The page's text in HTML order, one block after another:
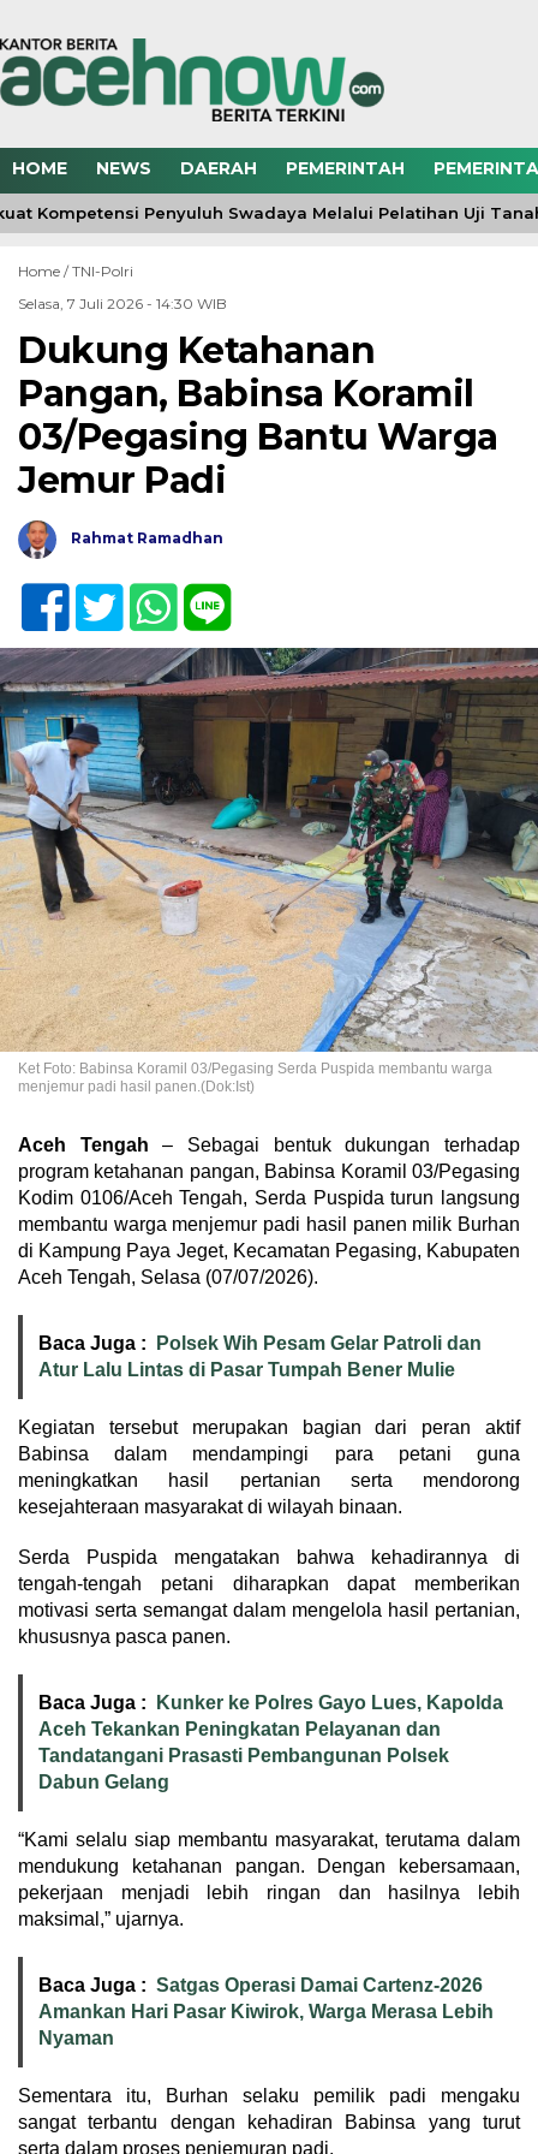
HOME NEWS DAERAH PEMERINTAH
Kompetensi Penyuluh Swadaya Melalui Pelatihan Uji
Home /TNI-Polri
Selasa, 7 Juli 2026 - 14:30 WIB
Dukung Ketahanan
Pangan, Babinsa Koramil
03/Pegasing Bantu Warga
Jemur Padi
Rahmat Ramadhan
Ket Foto: Babinsa Koramil 03/Pegasing Serda Puspida membantu warga
menjemur padi hasil panen.(Dok:Ist)
Aceh Tengah – Sebagai bentuk dukungan terhadap
program ketahanan pangan, Babinsa Koramil 03/Pegasing
Kodim 0106/Aceh Tengah, Serda Puspida turun langsung
membantu warga menjemur padi hasil panen milik Burhan
di Kampung Paya Jeget, Kecamatan Pegasing, Kabupaten
Aceh Tengah, Selasa (07/07/2026).
Baca Juga :
Polsek Wih Pesam Gelar Patroli dan
Atur Lalu Lintas di Pasar Tumpah Bener Mulie
Kegiatan tersebut merupakan bagian dari peran aktif
Babinsa dalam mendampingi para petani guna
meningkatkan hasil pertanian serta mendorong
kesejahteraan masyarakat di wilayah binaan.
Serda Puspida mengatakan bahwa kehadirannya di
tengah-tengah petani diharapkan dapat memberikan
motivasi serta semangat dalam mengelola hasil pertanian,
khususnya pasca panen.
Baca Juga :
Kunker ke Polres Gayo Lues, Kapolda
Aceh Tekankan Peningkatan Pelayanan dan
Tandatangani Prasasti Pembangunan Polsek
Dabun Gelang
“Kami selalu siap membantu masyarakat, terutama dalam
mendukung ketahanan pangan. Dengan kebersamaan,
pekerjaan menjadi lebih ringan dan hasilnya lebih
maksimal,” ujarnya.
Baca Juga : Satgas Operasi Damai Cartenz-2026
Amankan Hari Pasar Kiwirok, Warga Merasa Lebih
Nyaman
Sementara itu, Burhan selaku pemilik padi mengaku
sangat terbantu dengan kehadiran Babinsa yang turut
serta dalam proses penjemuran padi.